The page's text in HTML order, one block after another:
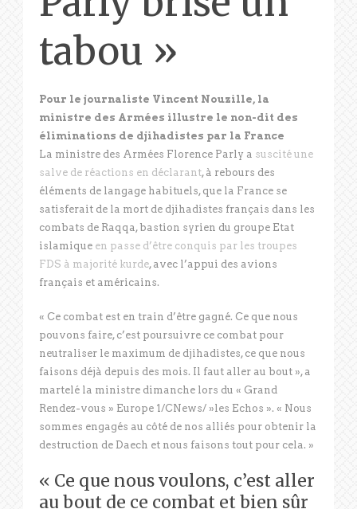
tabou »
Pour le journaliste Vincent Nouzille, la
ministre des Armées illustre le non-dit des
éliminations de djihadistes par la France
La ministre des Armées Florence Parly a suscité une
salve de réactions en déclarant, à rebours des
éléments de langage habituels, que la France se
satisferait de la mort de djihadistes français dans les
combats de Raqqa, bastion syrien du groupe Etat
islamique en passe d’être conquis par les troupes
FDS à majorité kurde, avec l’appui des avions
français et américains.
« Ce combat est en train d’être gagné. Ce que nous
pouvons faire, c’est poursuivre ce combat pour
neutraliser le maximum de djihadistes, ce que nous
faisons déjà depuis des mois. Il faut aller au bout », a
martelé la ministre dimanche lors du « Grand
Rendez-vous » Europe 1/CNews/ »les Echos ». « Nous
sommes engagés au côté de nos alliés pour obtenir la
destruction de Daech et nous faisons tout pour cela. »
« Ce que nous voulons, c’est aller
au bout de ce combat et bien sûr